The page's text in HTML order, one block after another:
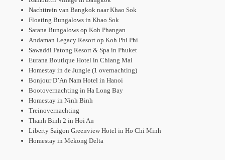
Nachttrein van Bangkok naar Khao Sok
Floating Bungalows in Khao Sok
Sarana Bungalows op Koh Phangan
Andaman Legacy Resort op Koh Phi Phi
Sawaddi Patong Resort & Spa in Phuket
Eurana Boutique Hotel in Chiang Mai
Homestay in de Jungle (1 overnachting)
Bonjour D’An Nam Hotel in Hanoi
Bootovernachting in Ha Long Bay
Homestay in Ninh Binh
Treinovernachting
Thanh Binh 2 in Hoi An
Liberty Saigon Greenview Hotel in Ho Chi Minh
Homestay in Mekong Delta